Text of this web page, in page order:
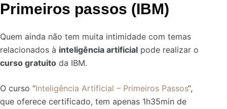
Primeiros passos (IBM)
Quem ainda não tem muita intimidade com temas
relacionados à inteligência artificial pode realizar o
curso gratuito da IBM.
O curso “Inteligência Artificial – Primeiros Passos“,
que oferece certificado, tem apenas 1h35min de